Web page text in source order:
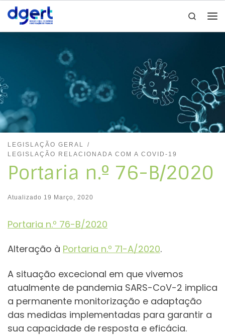
Skip to content
Search
LEGISLAÇÃO GERAL
LEGISLAÇÃO RELACIONADA COM A COVID-19
Portaria n.º 76-B/2020
Atualizado 19 Março, 2020
Portaria n.º 76-B/2020
Alteração à Portaria n.º 71-A/2020.
A situação excecional em que vivemos
atualmente de pandemia SARS-CoV-2 implica
a permanente monitorização e adaptação
das medidas implementadas para garantir a
sua capacidade de resposta e eficácia.